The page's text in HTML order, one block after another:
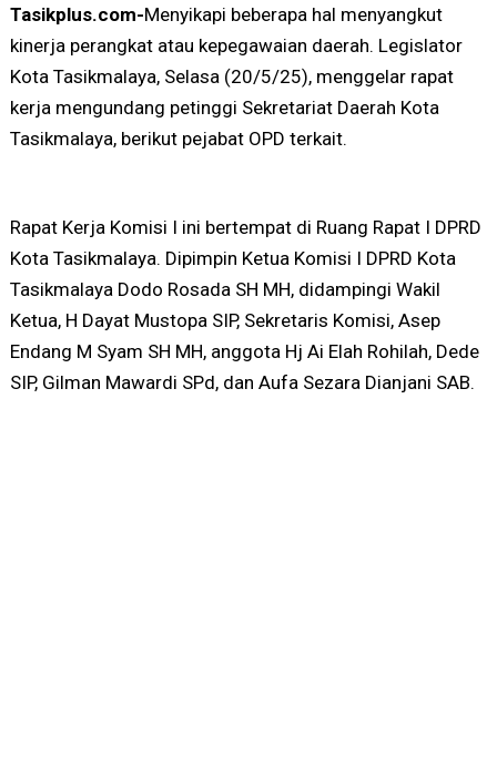
Tasikplus.com-Menyikapi beberapa hal menyangkut
kinerja perangkat atau kepegawaian daerah. Legislator
Kota Tasikmalaya, Selasa (20/5/25), menggelar rapat
kerja mengundang petinggi Sekretariat Daerah Kota
Tasikmalaya, berikut pejabat OPD terkait.
Rapat Kerja Komisi I ini bertempat di Ruang Rapat I DPRD
Kota Tasikmalaya. Dipimpin Ketua Komisi I DPRD Kota
Tasikmalaya Dodo Rosada SH MH, didampingi Wakil
Ketua, H Dayat Mustopa SIP, Sekretaris Komisi, Asep
Endang M Syam SH MH, anggota Hj Ai Elah Rohilah, Dede
SIP, Gilman Mawardi SPd, dan Aufa Sezara Dianjani SAB.